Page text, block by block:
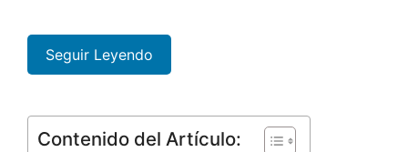
Seguir Leyendo
Contenido del Artículo: